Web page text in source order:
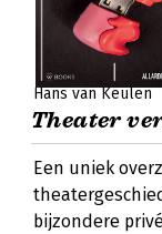
Hans van Keulen
Theater
Een uniek
bijzondere